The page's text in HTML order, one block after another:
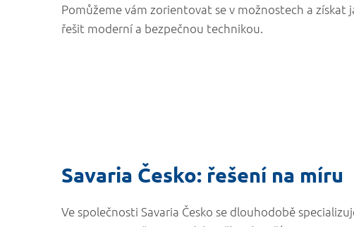
Pomůžeme vám zorientovat se v možnostech a
řešit moderní a bezpečnou technikou.
Savaria Česko: řešení na míru
Ve společnosti Savaria Česko se dlouhodobě